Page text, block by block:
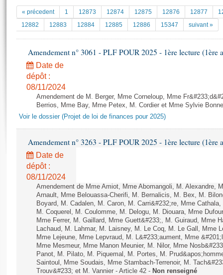
Documents parlementaires
Projets de loi
Propositions de loi
Amendements
Textes adoptés
Rapports d'information
Rapports d'enquête
Rapports législatifs
Rapports sur l'application des lois
Baromètre de l’application des lois
Dossiers législatifs
Budget et sécurité sociale
Questions écrites et orales
Comptes rendus des débats
Documents de référence
( Constitution | Règlement de l'Assemblée ... )
Histoire
Juniors
Anciennes législatures
Liens vers les sites publics
La Bibliothèque
Les archives
Photos libres de droit
« précedent 1 12873 12874 12875 12876 12877
12882
12883 12884 12885 12886 15347 suivant »
Amendement n° 3061 - PLF POUR 2025 - 1ère lecture (1ère
Date de
dépôt :
08/11/2024
Amendement de M. Berger, Mme Corneloup, Mme
Berrios, Mme Bay, Mme Petex, M. Cordier et Mme Sylvie
Voir le dossier (Projet de loi de finances pour 2025)
Amendement n° 3263 - PLF POUR 2025 - 1ère lecture (1ère
Date de
dépôt :
08/11/2024
Amendement de Mme Amiot, Mme Abomangoli, M. Alexandre,
Arnault, Mme Belouassa-Cherifi, M. Bernalicis, M. Bex, M.
Boyard, M. Cadalen, M. Caron, M. Carri&#232;re, Mme
M. Coquerel, M. Coulomme, M. Delogu, M. Diouara, Mme
Mme Ferrer, M. Gaillard, Mme Guett&#233;, M. Guiraud, Mme
Lachaud, M. Lahmar, M. Laisney, M. Le Coq, M. Le Gall, Mme
Mme Lejeune, Mme Lepvraud, M. L&#233;aument, Mme
Mme Mesmeur, Mme Manon Meunier, M. Nilor, Mme
Panot, M. Pilato, M. Piquemal, M. Portes, M.
Saintoul, Mme Soudais, Mme Stambach-Terrenoir, M.
Trouv&#233; et M. Vannier - Article 42 - Non renseigné